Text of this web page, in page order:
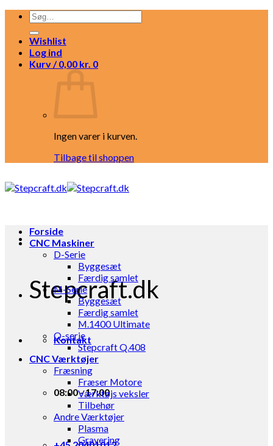
Fortsæt
indhold
Søg
efter:
Wishlist
Log ind
Kurv /0,00 kr. 0
Ingen varer i kurven.
Tilbage til shoppen
Stepcraft.dk
Kontakt
08:00 - 17:00
Forside
CNC Maskiner
D-Serie
Byggesæt
Færdig samlet
M-Serie
Byggesæt
Færdig samlet
M.1400 Ultimate
Q-serie
Stepcraft Q.408
CNC Værktøjer
Fræsning
Fræser Motore
Værktøjs veksler
Tilbehør
Andre Værktøjer
Plasma
Gravering